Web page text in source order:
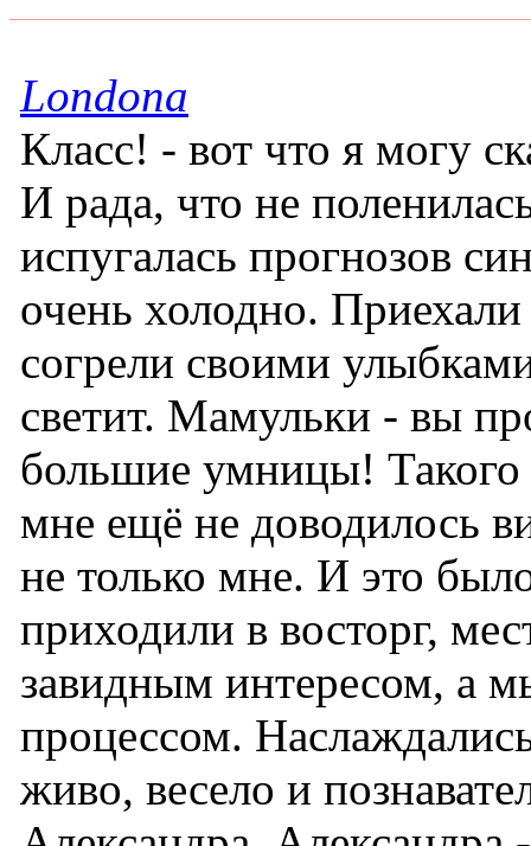
Londona
Класс! - вот что я могу
И рада, что не
испугалась прогнозов
очень холодно.
согрели своими
светит. Мамульки - вы
большие умницы! Такого
мне ещё не доводилось
не только мне. И это
приходили в восторг,
завидным интересом, а
процессом.
живо, весело и